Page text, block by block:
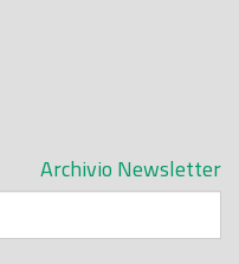
Archivio Newsletter